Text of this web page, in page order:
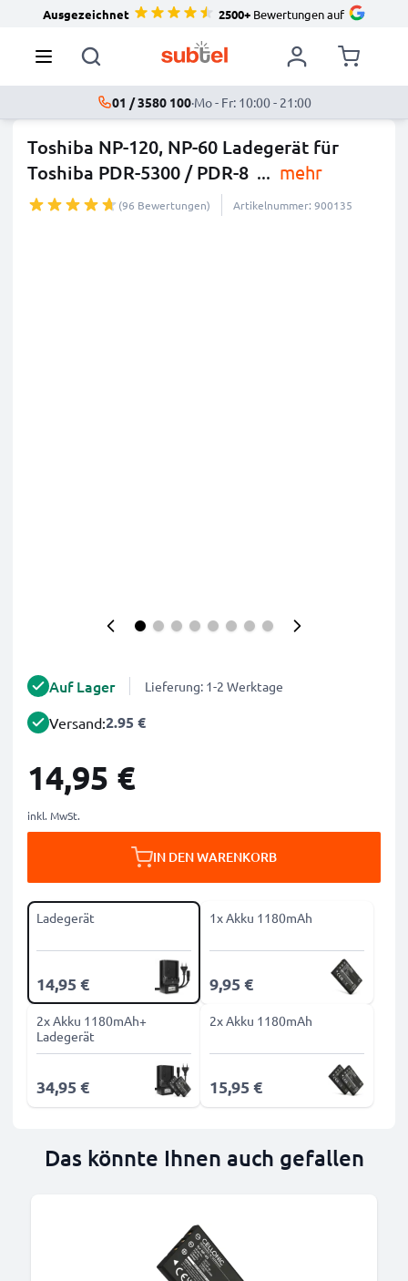
Ausgezeichnet 2500+Bewertungen auf
01 / 3580 100·Mo - Fr: 10:00 - 21:00
Toshiba NP-120, NP-60 Ladegerät für
Toshiba PDR-5300 / PDR-8 ... mehr
(96 Bewertungen) Artikelnummer: 900135
Auf Lager Lieferung: 1-2 Werktage
Versand:2.95 €
14,95 €
inkl. MwSt.
IN DEN WARENKORB
Ladegerät
14,95 €
1x Akku 1180mAh
9,95 €
2x Akku 1180mAh+
Ladegerät
34,95 €
2x Akku 1180mAh
15,95 €
Das könnte Ihnen auch gefallen